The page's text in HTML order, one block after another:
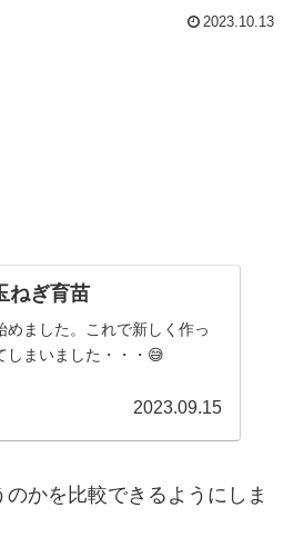
2023.10.13
ねぎ育苗
ました。これで新しく作っ
しまいました・・・😅
2023.09.15
かを比較できるようにしま